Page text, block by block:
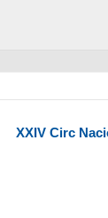
XXIV Circ